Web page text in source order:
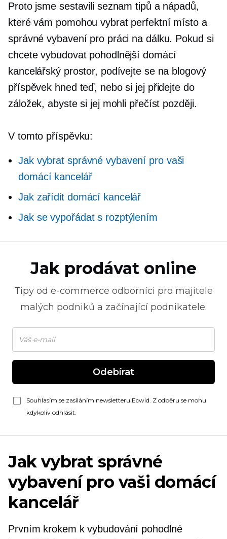
Proto jsme sestavili seznam tipů a nápadů,
které vám pomohou vybrat perfektní místo a
správné vybavení pro práci na dálku. Pokud si
chcete vybudovat pohodlnější domácí
kancelářský prostor, podívejte se na blogový
příspěvek hned teď, nebo si jej přidejte do
záložek, abyste si jej mohli přečíst později.
V tomto příspěvku:
Jak vybrat správné vybavení pro vaši
domácí kancelář
Jak zařídit domácí kancelář
Jak se vypořádat s rozptýlením
Jak prodávat online
Tipy od e-commerce odborníci pro majitele
malých podniků a začínající podnikatele.
Odebírat
Souhlasím se zasíláním newsletteru Ecwid. Z odběru se mohu
kdykoliv odhlásit.
Jak vybrat správné
vybavení pro vaši domácí
kancelář
Prvním krokem k vybudování pohodlné